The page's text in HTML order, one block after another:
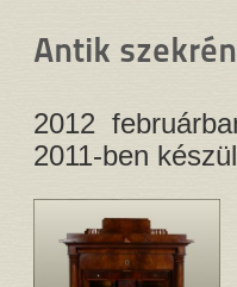
Antik
2012
2011-ben